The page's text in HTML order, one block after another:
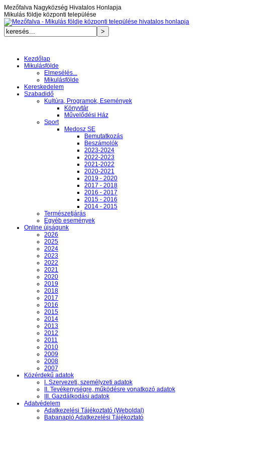
Mezőfalva Nagyközség Hivatalos Honlapja
Mikulás földje központi települése
Kezdőlap
Mikulásfölde
Elmesélés...
Mikulásfölde
Kereskedelem
Szabadidő
Kultúra, Programok, Események
Könyvtár
Művelődési Ház
Sport
Medosz SE
Bemutatkozás
Beszámolók
2023-2024
2022-2023
2021-2022
2020-2021
2019 - 2020
2017 - 2018
2016 - 2017
2015 - 2016
2014 - 2015
Természetjárás
Egyéb események
Online újságunk
2026
2025
2024
2023
2022
2021
2020
2019
2018
2017
2016
2015
2014
2013
2012
2011
2010
2009
2008
2007
Közérdekű adatok
I. Szervezeti, személyzeti adatok
II. Tevékenységre, működésre vonatkozó adatok
III. Gazdálkodási adatok
Adatvédelem
Adatkezelési Tájékoztató (Weboldal)
Babanapló Adatkezelési Tájékoztató